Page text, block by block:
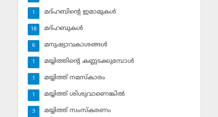
മദ്ഹബിന്റെ ഇമാമുകള്‍
1
മദ്ഹബുകള്‍
18
മനുഷ്യാവകാശങ്ങള്‍
6
മയ്യിത്തിന്റെ കണ്ണടക്കുമ്പോള്‍
1
മയ്യിത്ത് നമസ്‌കാരം
1
മയ്യിത്ത് ശിശുവാണെങ്കില്‍
1
മയ്യിത്ത് സംസ്‌കരണം
3